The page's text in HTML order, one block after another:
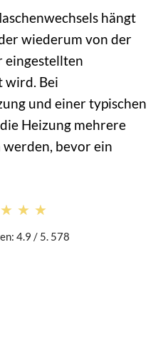
hängt
wiederum von der
eingestellten
wird. Bei
und einer typischen
Heizung mehrere
bevor ein
4.9 / 5. 578